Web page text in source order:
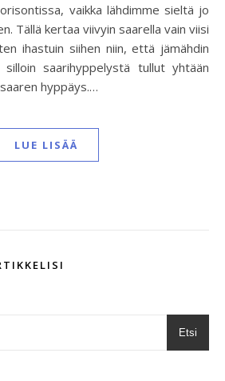
vaikka lähdimme sieltä jo
Tällä kertaa viivyin saarella vain viisi
ihastuin siihen niin, että jämähdin
saarihyppelystä tullut yhtään
hyppäys.…
LUE LISÄÄ
Etsi